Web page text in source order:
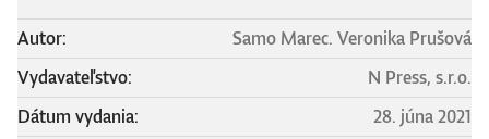
Autor:
Samo Marec. Veronika Prušová
Vydavateľstvo:
N Press, s.r.o.
Dátum vydania:
28. júna 2021